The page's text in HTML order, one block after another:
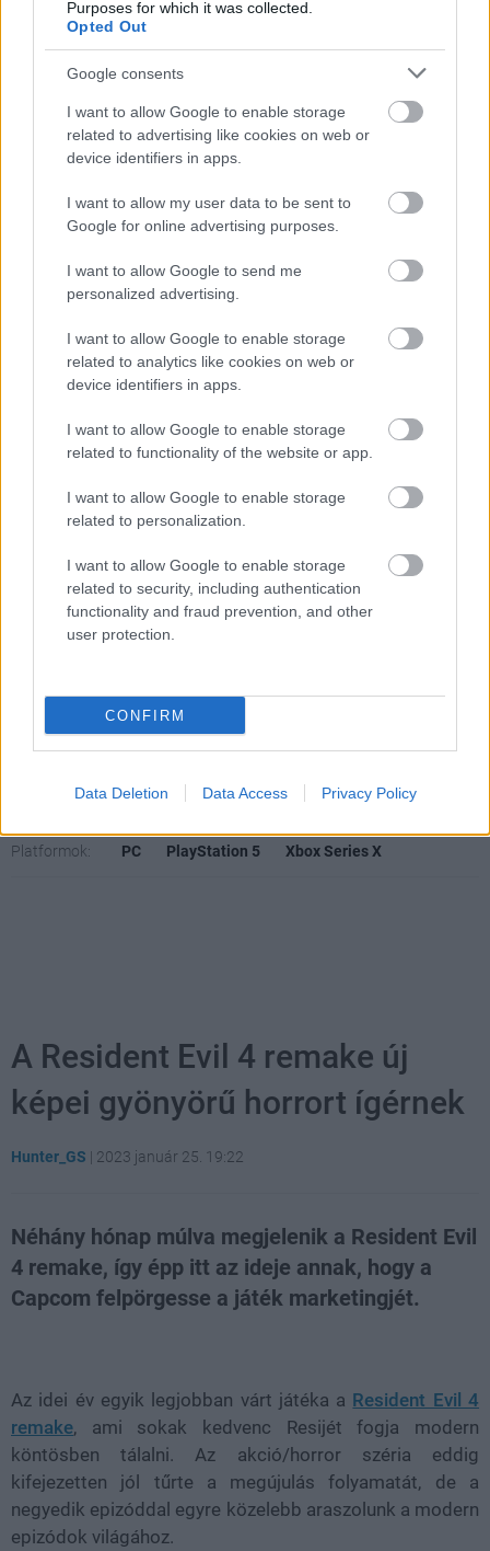
Purposes for which it was collected.
Opted Out
Google consents
I want to allow Google to enable storage
related to advertising like cookies on web or
device identifiers in apps.
I want to allow my user data to be sent to
Google for online advertising purposes.
I want to allow Google to send me
personalized advertising.
I want to allow Google to enable storage
related to analytics like cookies on web or
device identifiers in apps.
I want to allow Google to enable storage
related to functionality of the website or app.
I want to allow Google to enable storage
related to personalization.
I want to allow Google to enable storage
related to security, including authentication
functionality and fraud prevention, and other
user protection.
CONFIRM
Data Deletion Data Access Privacy Policy
mutatott anyagokat pedig sokan kétkedve fogadták.
Mindezek tükrében nem túl meglepő az sem, hogy sokan
egészen egyszerűen nem hisznek a fejlesztőcsapatnak,
és úgy vélik, egyszerűen nem merik kimondani, nincs
kész a játék, nem tud megjelenni márciusban.
Nem akarsz lemaradni semmiről?
jön szembe GSO-n vagy a social médiában. Segítünk,
hogy naprakész maradj, kiválogatjuk neked a
legjobbakat,
iratkozz fel hírlevelünkre!
Kijelentem, hogy azadatkezelési nyilatkozattartalmát
megismertem és azt elfogadom.
Feliratkozom
SMASH by Meló-Diák: Homok, zene és a nyár legjobb
hangulata – Jön a második forduló! (X)
#the day before #fntastic
Platformok: PC PlayStation 5 Xbox Series X
A Resident Evil 4 remake új
képei gyönyörű horrort ígérnek
Hunter_GS | 2023 január 25. 19:22
Néhány hónap múlva megjelenik a Resident Evil
4 remake, így épp itt az ideje annak, hogy a
Capcom felpörgesse a játék marketingjét.
Az idei év egyik legjobban várt játéka a Resident Evil 4
remake, ami sokak kedvenc Resijét fogja modern
köntösben tálalni. Az akció/horror széria eddig
kifejezetten jól tűrte a megújulás folyamatát, de a
negyedik epizóddal egyre közelebb araszolunk a modern
epizódok világához.